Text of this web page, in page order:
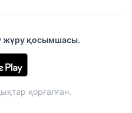
жүру қосымшасы.
қорғалған.